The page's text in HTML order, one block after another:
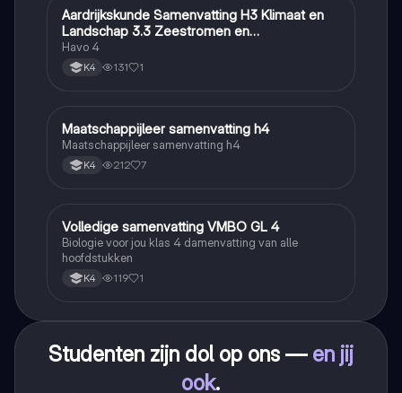
Aardrijkskunde
Aardrijkskunde Samenvatting H3 Klimaat en
Landschap 3.3 Zeestromen en
Klimaatgebieden • BuiteNLand
Havo 4
K4 131 1
Maatschappijleer
Maatschappijleer samenvatting h4
Maatschappijleer samenvatting h4
K4 212 7
Biologie
Volledige samenvatting VMBO GL 4
Biologie voor jou klas 4 damenvatting van alle
hoofdstukken
K4 119 1
Studenten zijn dol op ons — en jij
ook.